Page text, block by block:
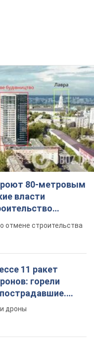
80-метровым
власти
отмене строительства
11 ракет
горели
дроны
посла из-за